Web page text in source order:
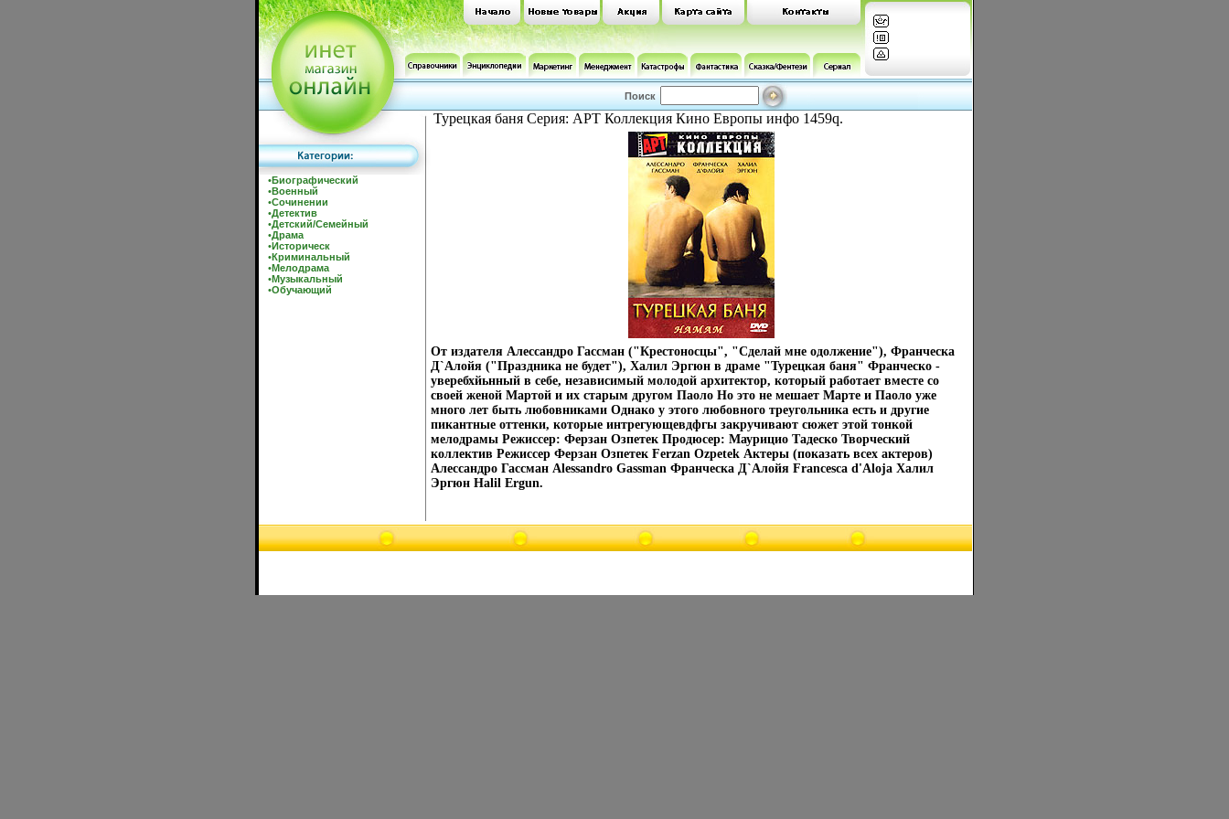
Поиск
•Биографический
•Военный
•Сочинении
•Детектив
•Детский/Семейный
•Драма
•Историческ
•Криминальный
•Мелодрама
•Музыкальный
•Обучающий
Турецкая баня Серия: АРТ Коллекция Кино Европы инфо 1459q.
От издателя Алессандро Гассман ("Крестоносцы", "Сделай мне одолжение"), Франческа
Д`Алойя ("Праздника не будет"), Халил Эргюн в драме "Турецкая баня" Франческо -
уверебхйьнный в себе, независимый молодой архитектор, который работает вместе со
своей женой Мартой и их старым другом Паоло Но это не мешает Марте и Паоло уже
много лет быть любовниками Однако у этого любовного треугольника есть и другие
пикантные оттенки, которые интрегующевдфгы закручивают сюжет этой тонкой
мелодрамы Режиссер: Ферзан Озпетек Продюсер: Маурицио Тадеско Творческий
коллектив Режиссер Ферзан Озпетек Ferzan Ozpetek Актеры (показать всех актеров)
Алессандро Гассман Alessandro Gassman Франческа Д`Алойя Francesca d'Aloja Халил
Эргюн Halil Ergun.